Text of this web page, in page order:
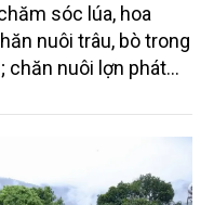
sóc lúa, hoa
nuôi trâu, bò trong
chăn nuôi lợn phát
mới và sản lượng